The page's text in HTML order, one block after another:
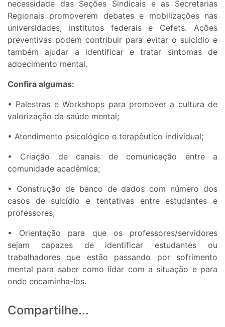
necessidade das Seções Sindicais e as Secretarias
Regionais promoverem debates e mobilizações nas
universidades, institutos federais e Cefets. Ações
preventivas podem contribuir para evitar o suicídio e
também ajudar a identificar e tratar sintomas de
adoecimento mental.
Confira algumas:
• Palestras e Workshops para promover a cultura de
valorização da saúde mental;
• Atendimento psicológico e terapêutico individual;
• Criação de canais de comunicação entre a
comunidade acadêmica;
• Construção de banco de dados com número dos
casos de suicídio e tentativas entre estudantes e
professores;
• Orientação para que os professores/servidores
sejam capazes de identificar estudantes ou
trabalhadores que estão passando por sofrimento
mental para saber como lidar com a situação e para
onde encaminha-los.
Compartilhe...